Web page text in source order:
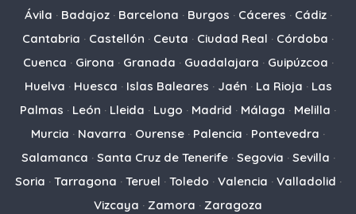
Ávila · Badajoz· Barcelona · Burgos · Cáceres · Cádiz·
Cantabria · Castellón · Ceuta · Ciudad Real · Córdoba ·
Cuenca · Girona · Granada · Guadalajara · Guipúzcoa ·
Huelva · Huesca · Islas Baleares · Jaén · La Rioja · Las
Palmas · León · Lleida · Lugo · Madrid · Málaga · Melilla ·
Murcia · Navarra · Ourense · Palencia · Pontevedra ·
Salamanca · Santa Cruz de Tenerife· Segovia · Sevilla ·
Soria · Tarragona · Teruel · Toledo · Valencia · Valladolid ·
Vizcaya · Zamora · Zaragoza